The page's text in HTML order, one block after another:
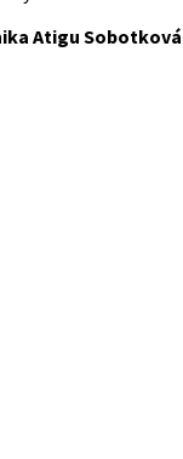
Atigu Sobotková